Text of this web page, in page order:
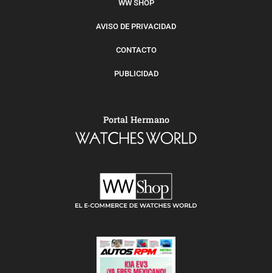
WW SHOP
AVISO DE PRIVACIDAD
CONTACTO
PUBLICIDAD
Portal Hermano